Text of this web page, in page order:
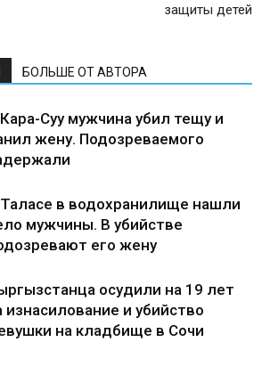
защиты детей
БОЛЬШЕ ОТ АВТОРА
Суу мужчина убил тещу и
жену. Подозреваемого
в водохранилище нашли
мужчины. В убийстве
его жену
осудили на 19 лет
изнасилование и убийство
на кладбище в Сочи